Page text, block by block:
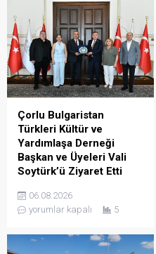
Soytürk ardından İl Müftüsü
Bilgiç ile bir süre görüşerek
müftülüğün çalışma ve
faaliyetleri hakkında bilgi
aldı. Günün anısına hatıra
fotoğrafı çekilmesinin
ardından ziyaret sona erdi.
Çorlu Bulgaristan
Türkleri Kültür ve
Yardımlaşa Derneği
Başkan ve Üyeleri Vali
Soytürk’ü Ziyaret Etti
Kültür ve Yardımlaşa
Derneği Başkanı Güner Çetin
Tekirdağ valisi Sayın Recep
06.08.2026
yorumlar kapalı
5